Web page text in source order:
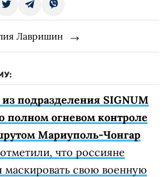
Лавришин
подразделения SIGNUM
полном огневом контроле
Мариуполь-Чонгар
что россияне
маскировать свою военную